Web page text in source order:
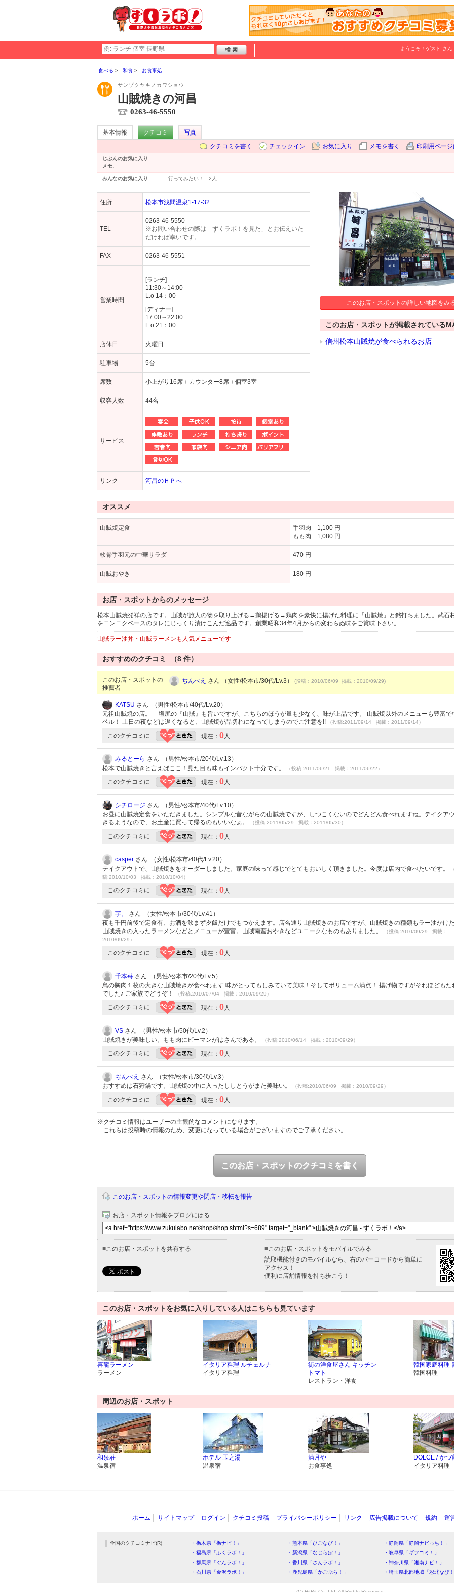
ようこそ！ ゲスト さん
食べる 和食 お食事処
サンゾクヤキノカワショウ
山賊焼きの河昌
0263-46-5550
基本情報 クチコミ
写真
クチコミを書く
チェックイン お気に入り メモを書く 印刷用ページ
じぶんのお気に入り:
メモ:
みんなのお気に入り: 行ってみたい！… 2人
住所 松本市浅間温泉1-17-32
TEL
0263-46-5550
※お問い合わせの際は「ずくラボ！を見た」とお伝えいた
だければ幸いです。
FAX 0263-46-5551
営業時間
[ランチ]
11:30～14:00
L.o 14：00
[ディナー]
17:00～22:00
L.o 21：00
店休日 火曜日
駐車場 5台
席数 小上がり16席＋カウンター8席＋個室3室
収容人数 44名
サービス
リンク 河昌のＨＰへ
このお店・スポットの詳しい地図をみ
このお店・スポットが掲載されている
信州松本山賊焼が食べられるお店
オススメ
山賊焼定食
手羽肉 1,100 円
もも肉 1,080 円
軟骨手羽元の中華サラダ 470 円
山賊おやき 180 円
お店・スポットからのメッセージ
松本山賊焼発祥の店です。山賊が旅人の物を取り上げる→鶏揚げる→鶏肉を豪快に揚げた料理に「山賊焼」と銘打ちました。武石
をニンニクベースのタレにじっくり漬けこんだ逸品です。創業昭和34年4月からの変わらぬ味をご賞味下さい。
山賊ラー油丼・山賊ラーメンも人気メニューです
おすすめのクチコミ （8 件）
このお店・スポットの
推薦者
ぢんべえ さん （女性/松本市/30代/Lv.3） (投稿：2010/06/09 掲載：2010/09/29)
KATSU さん （男性/松本市/40代/Lv.20）
元祖山賊焼の店。 塩尻の『山賊』も旨いですが、こちらのほうが量も少なく、味が上品です。 山賊焼以外のメニューも豊富で
ベル！ 土日の夜などは遅くなると、山賊焼が品切れになってしまうのでご注意を!!
（投稿:2011/09/14 掲載：2011/09/14）
このクチコミに 現在： 0人
みるとーら さん （男性/松本市/20代/Lv.13）
松本で山賊焼きと言えばここ！見た目も味もインパクト十分です。
（投稿:2011/06/21 掲載：2011/06/22）
このクチコミに 現在： 0人
シチロージ さん （男性/松本市/40代/Lv.10）
お昼に山賊焼定食をいただきました。シンプルな昔ながらの山賊焼ですが、しつこくないのでどんどん食べれますね。テイクア
きるようなので、お土産に買って帰るのもいいなぁ。
（投稿:2011/05/29 掲載：2011/05/30）
このクチコミに 現在： 0人
casper さん （女性/松本市/40代/Lv.20）
テイクアウトで、山賊焼きをオーダーしました。家庭の味って感じでとてもおいしく頂きました。今度は店内で食べたいです。
稿:2010/10/03 掲載：2010/10/04）
このクチコミに 現在： 0人
芋。
さん （女性/松本市/30代/Lv.41）
夜も千円前後で定食有、お酒を飲まず夕飯だけでもつかえます。店名通り山賊焼きのお店ですが、山賊焼きの種類もラー油かけ
山賊焼きの入ったラーメンなどとメニューが豊富。山賊南蛮おやきなどユニークなものもありました。
（投稿:2010/09/29 掲載：
2010/09/29）
このクチコミに 現在： 0人
千本苺 さん （男性/松本市/20代/Lv.5）
鳥の胸肉１枚の大きな山賊焼きが食べれます 味がとってもしみていて美味！そしてボリューム満点！ 揚げ物ですがそれほどもた
でした♪ ご家族でどうぞ！
（投稿:2010/07/04 掲載：2010/09/29）
このクチコミに 現在： 0人
VS さん （男性/松本市/50代/Lv.2）
山賊焼きが美味しい。もも肉にピーマンがはさんである。
（投稿:2010/06/14 掲載：2010/09/29）
このクチコミに 現在： 0人
ぢんべえ さん （女性/松本市/30代/Lv.3）
おすすめは石狩鍋です。山賊焼の中に入ったししとうがまた美味い。
（投稿:2010/06/09 掲載：2010/09/29）
このクチコミに 現在： 0人
※クチコミ情報はユーザーの主観的なコメントになります。
これらは投稿時の情報のため、変更になっている場合がございますのでご了承ください。
このお店・スポットのクチコミを書く
このお店・スポットの情報変更や閉店・移転を報告
お店・スポット情報をブログにはる
■このお店・スポットを共有する ■このお店・スポットをモバイルでみる
読取機能付きのモバイルなら、右のバーコードから簡単に
アクセス！
便利に店舗情報を持ち歩こう！
このお店・スポットをお気に入りしている人はこちらも見ています
喜龍ラーメン
ラーメン
イタリア料理 ルチェルナ
イタリア料理
街の洋食屋さん キッチン
トマト
レストラン・洋食
韓国家庭料理
韓国料理
周辺のお店・スポット
和泉荘
温泉宿
ホテル 玉之湯
温泉宿
満月や
お食事処
DOLCE / かつ
イタリア料理
ホーム サイトマップ ログイン クチコミ投稿 プライバシーポリシー リンク 広告掲載について 規約 運
全国のクチコミナビ(R) ・栃木県「栃ナビ！」 ・熊本県「ひごなび！」 ・静岡県「静岡ナビっち！」
・福島県「ふくラボ！」
・新潟県「なじらぼ！」 ・岐阜県「ギフコミ！」
・群馬県「ぐんラボ！」
・香川県「さんラボ！」 ・神奈川県「湘南ナビ！」
・石川県「金沢ラボ！」
・鹿児島県「かごぶら！」 ・埼玉県北部地域「彩北なび！